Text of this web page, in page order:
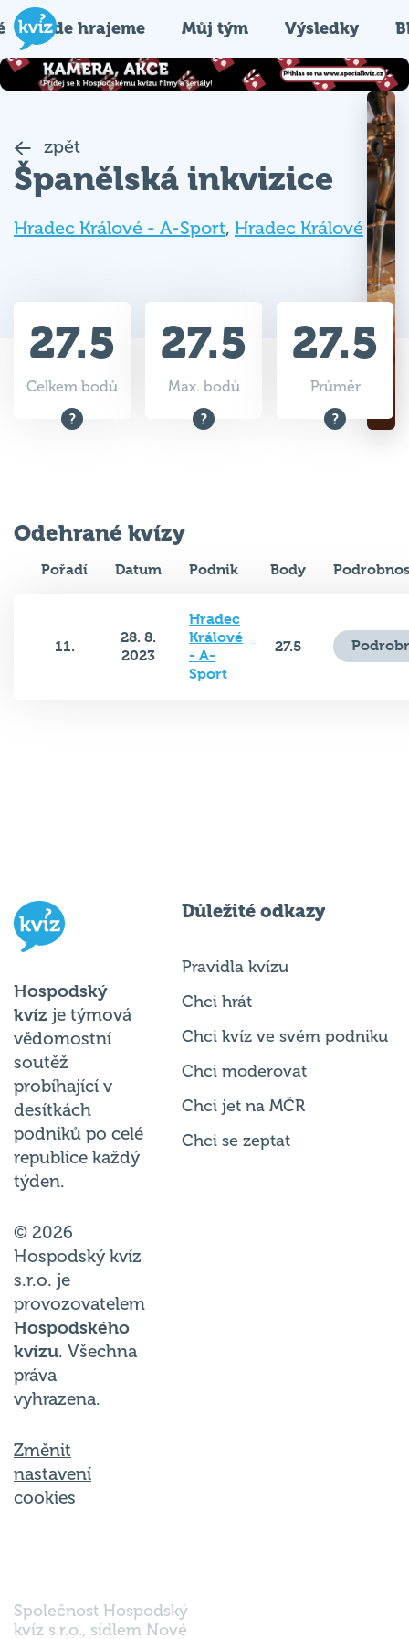
Kde hrajeme Můj tým Výsledky
zpět
Španělská inkvizice
Hradec Králové - A-Sport, Hradec Králové
27.5
Celkem bodů
27.5
Max. bodů
27.5
Průměr
Odehrané kvízy
Pořadí Datum Podnik Body
11.
28. 8.
2023
Hradec
Králové
- A-
Sport
27.5
Hospodský
kvíz je týmová
vědomostní
soutěž
probíhající v
desítkách
podniků po celé
republice každý
týden.
© 2026
Hospodský kvíz
s.r.o. je
provozovatelem
Hospodského
kvízu. Všechna
práva
vyhrazena.
Změnit
nastavení
cookies
Důležité odkazy
Pravidla kvízu
Chci hrát
Chci kvíz ve svém podniku
Chci moderovat
Chci jet na MČR
Chci se zeptat
Společnost Hospodský
kvíz s.r.o., sídlem Nové